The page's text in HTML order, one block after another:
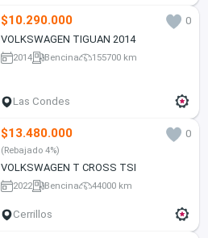
$10.290.000
0
VOLKSWAGEN TIGUAN 2014
2014 Bencina 155700 km
Las Condes
$13.480.000 0
(Rebajado 4%)
VOLKSWAGEN T CROSS TSI
2022 Bencina 44000 km
Cerrillos